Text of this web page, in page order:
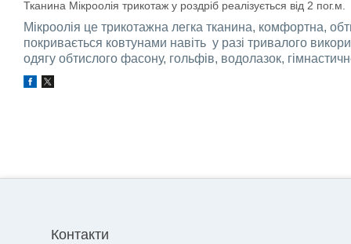
Тканина Мікроолія трикотаж у роздріб реалізується від 2 пог.м.
Мікроолія це трикотажна легка тканина, комфортна,
покривається ковтунами навіть у разі тривалого
одягу обтислого фасону, гольфів, водолазок,
Контакти